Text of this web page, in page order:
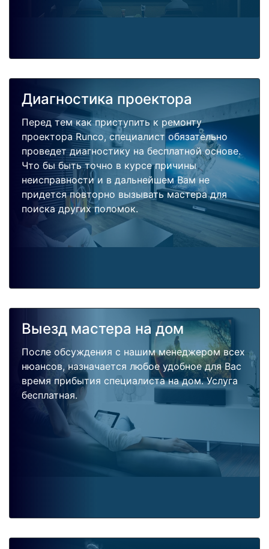
Диагностика проектора
Перед тем как приступить к ремонту
проектора Runco, специалист обязательно
проведет диагностику на бесплатной основе.
Что бы быть точно в курсе причины
неисправности и в дальнейшем Вам не
придется повторно вызывать мастера для
поиска других поломок.
Выезд мастера на дом
После обсуждения с нашим менеджером всех
нюансов, назначается любое удобное для Вас
время прибытия специалиста на дом. Услуга
бесплатная.